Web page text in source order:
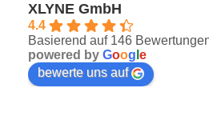
XLYNE GmbH
4.4
Basierend auf 146
powered by Goog e
bewerte uns auf